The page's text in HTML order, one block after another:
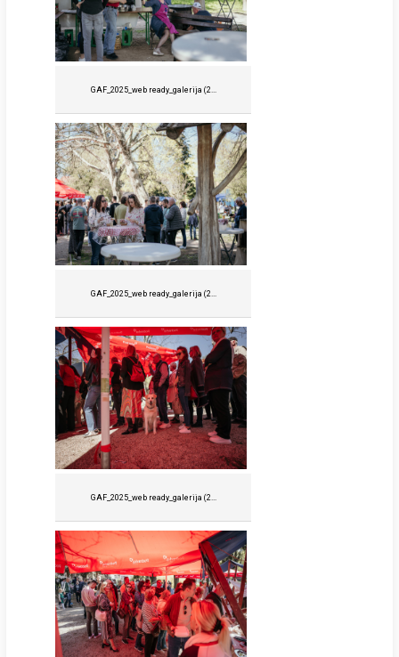
GAF_2025_web ready_galerija (2...
GAF_2025_web ready_galerija (2...
GAF_2025_web ready_galerija (2...